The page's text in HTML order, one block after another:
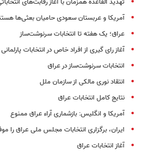
تهدید القاعده همزمان با آغاز رقابت‌های
آمریکا و عربستان سعودی حامیان بعثی‌ها
عراق؛ یک هفته تا انتخابات سرنوشت‌ساز
آغاز رای گیری از افراد خاص در انتخابات
انتخابات سرنوشت‌ساز در عراق
انتقاد نوری مالکی از سازمان ملل
نتایج کامل انتخابات عراق
آمریکا و انگلیس: بازشماری آراء عراق ممنوع
ایران، برگزاری انتخابات مجلس ملی عراق را
آغاز انتخابات عراق